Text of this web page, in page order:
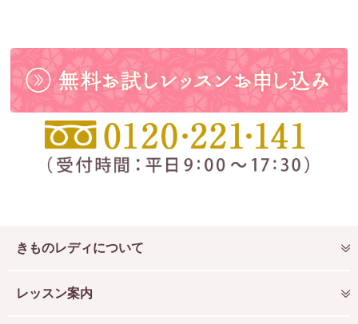
きものレディについて
レッスン案内